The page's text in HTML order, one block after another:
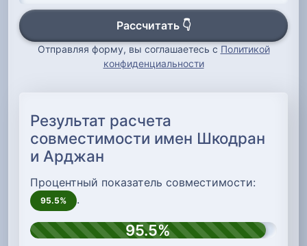
Рассчитать 👇
Отправляя форму, вы соглашаетесь с Политикой
конфиденциальности
Результат расчета
совместимости имен Шкодран
и Арджан
Процентный показатель совместимости:
95.5% .
95.5%